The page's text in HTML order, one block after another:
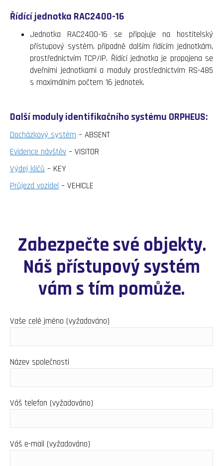
Řídící jednotka RAC2400-16
Jednotka RAC2400-16 se připojuje na hostitelský
přístupový systém, případně dalším řídícím jednotkám,
prostřednictvím TCP/IP. Řídící jednotka je propojena se
dveřními jednotkami a moduly prostřednictvím RS-485
s maximálním počtem 16 jednotek.
Další moduly identifikačního systému ORPHEUS:
Docházkový systém – ABSENT
Evidence návštěv – VISITOR
Výdej klíčů – KEY
Průjezd vozidel – VEHICLE
Zabezpečte své objekty.
Náš přístupový systém
vám s tím pomůže.
Vaše celé jméno (vyžadováno)
Název společnosti
Váš telefon (vyžadováno)
Váš e-mail (vyžadováno)